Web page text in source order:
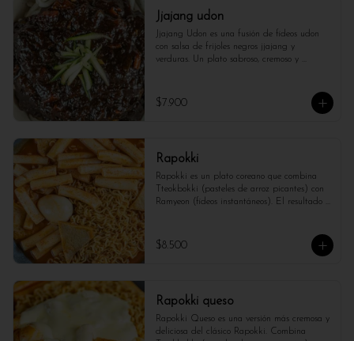
Jjajang udon
Jjajang Udon es una fusión de fideos udon
con salsa de frijoles negros jjajang y
verduras. Un plato sabroso, cremoso y
$7.900
Rapokki
Rapokki es un plato coreano que combina
Tteokbokki (pasteles de arroz picantes) con
Ramyeon (fideos instantáneos). El resultado
arroz y la textura de los fideos. Todo se
cocina junto en una salsa dulce y picante,
$8.500
Rapokki queso
Rapokki Queso es una versión más cremosa y
deliciosa del clásico Rapokki. Combina